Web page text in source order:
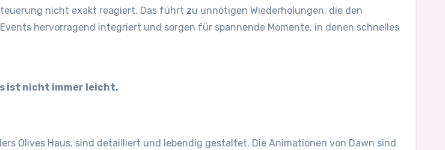
nicht exakt reagiert. Das führt zu unnötigen Wiederholungen, die den
hervorragend integriert und sorgen für spannende Momente, in denen schnelles
ist nicht immer leicht.
Olives Haus, sind detailliert und lebendig gestaltet. Die Animationen von Dawn sind